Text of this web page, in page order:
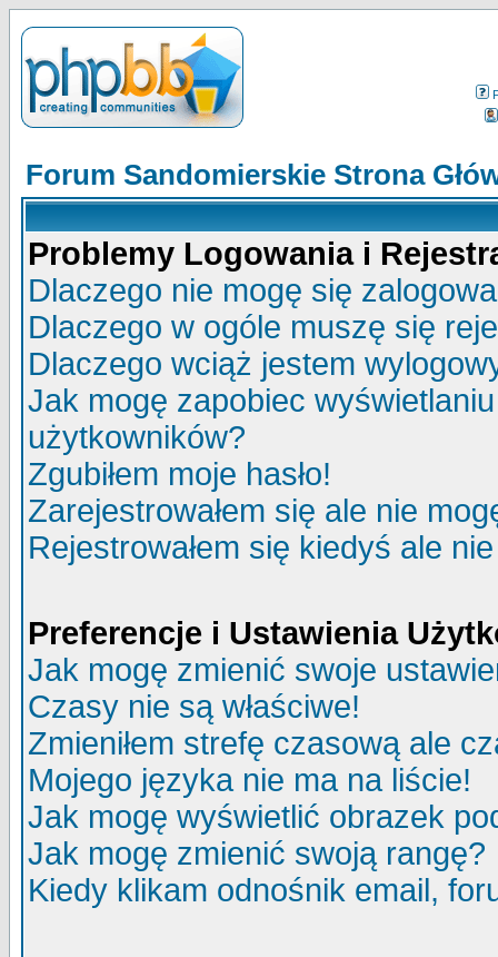
Forum Sandomierskie Strona
Problemy Logowania i
Dlaczego nie mogę się
Dlaczego w ogóle muszę się
Dlaczego wciąż jestem
Jak mogę zapobiec
użytkowników?
Zgubiłem moje hasło!
Zarejestrowałem się ale nie
Rejestrowałem się kiedyś ale
Preferencje i Ustawienia
Jak mogę zmienić swoje
Czasy nie są właściwe!
Zmieniłem strefę czasową ale
Mojego języka nie ma na liście!
Jak mogę wyświetlić obrazek
Jak mogę zmienić swoją rangę?
Kiedy klikam odnośnik email,